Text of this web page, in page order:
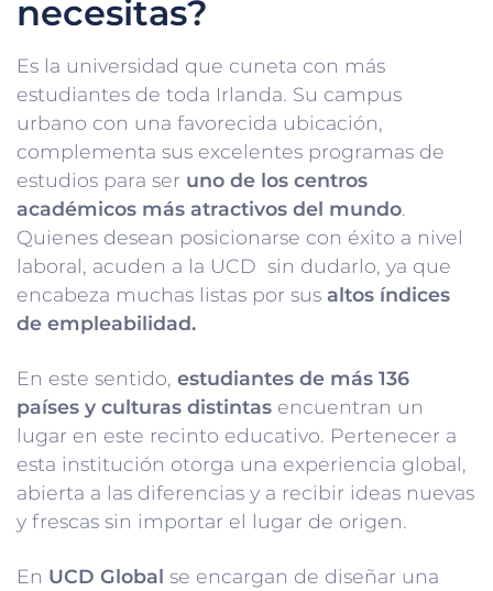
necesitas?
Es la universidad que cuneta con más
estudiantes de toda Irlanda. Su campus
urbano con una favorecida ubicación,
complementa sus excelentes programas de
estudios para ser uno de los centros
académicos más atractivos del mundo.
Quienes desean posicionarse con éxito a nivel
laboral, acuden a la UCD sin dudarlo, ya que
encabeza muchas listas por sus altos índices
de empleabilidad.
En este sentido, estudiantes de más 136
países y culturas distintas encuentran un
lugar en este recinto educativo. Pertenecer a
esta institución otorga una experiencia global,
abierta a las diferencias y a recibir ideas nuevas
y frescas sin importar el lugar de origen.
En UCD Global se encargan de diseñar una